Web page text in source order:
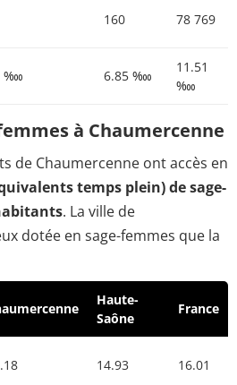
160 78 769
‱ 6.85 ‱
11.51
‱
à Chaumercenne
de Chaumercenne ont accès en
temps plein) de sage-
. La ville de
dotée en sage-femmes que la
Haute-
Saône
France
14.93 16.01